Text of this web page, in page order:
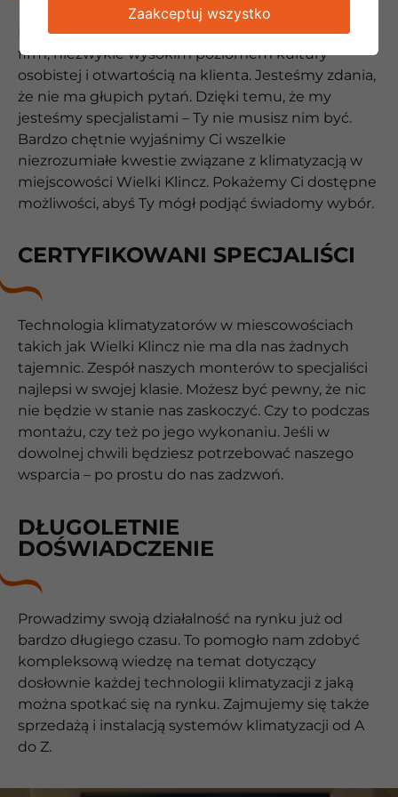
Nasz zespół wyróżnia się w porównaniu do innych
firm, niezwykle wysokim poziomem kultury
osobistej i otwartością na klienta. Jesteśmy zdania,
że nie ma głupich pytań. Dzięki temu, że my
jesteśmy specjalistami – Ty nie musisz nim być.
Bardzo chętnie wyjaśnimy Ci wszelkie
niezrozumiałe kwestie związane z klimatyzacją w
miejscowości Wielki Klincz. Pokażemy Ci dostępne
możliwości, abyś Ty mógł podjąć świadomy wybór.
CERTYFIKOWANI SPECJALIŚCI
Technologia klimatyzatorów w miescowościach
takich jak Wielki Klincz nie ma dla nas żadnych
tajemnic. Zespół naszych monterów to specjaliści
najlepsi w swojej klasie. Możesz być pewny, że nic
nie będzie w stanie nas zaskoczyć. Czy to podczas
montażu, czy też po jego wykonaniu. Jeśli w
dowolnej chwili będziesz potrzebować naszego
wsparcia – po prostu do nas zadzwoń.
DŁUGOLETNIE
DOŚWIADCZENIE
Prowadzimy swoją działalność na rynku już od
bardzo długiego czasu. To pomogło nam zdobyć
kompleksową wiedzę na temat dotyczący
dosłownie każdej technologii klimatyzacji z jaką
można spotkać się na rynku. Zajmujemy się także
sprzedażą i instalacją systemów klimatyzacji od A
do Z.
Zaakceptuj wszystko